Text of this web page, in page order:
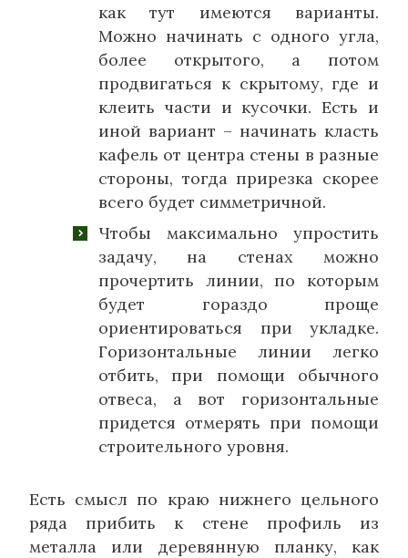
как тут имеются варианты.
Можно начинать с одного угла,
более открытого, а потом
продвигаться к скрытому, где и
клеить части и кусочки. Есть и
иной вариант – начинать класть
кафель от центра стены в разные
стороны, тогда прирезка скорее
всего будет симметричной.
Чтобы максимально упростить
задачу, на стенах можно
прочертить линии, по которым
будет гораздо проще
ориентироваться при укладке.
Горизонтальные линии легко
отбить, при помощи обычного
отвеса, а вот горизонтальные
придется отмерять при помощи
строительного уровня.
Есть смысл по краю нижнего цельного
ряда прибить к стене профиль из
металла или деревянную планку, как